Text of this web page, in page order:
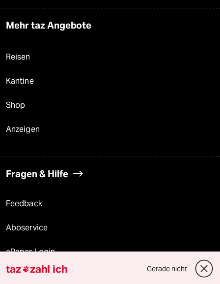
Mehr taz Angebote
Reisen
Kantine
Shop
Anzeigen
Fragen & Hilfe
Feedback
Aboservice
ePaper Login
Downloads für Abonnierende
taz zahl ich Gerade nicht